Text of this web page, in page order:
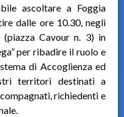
ascoltare a Foggia
dalle ore 10.30, negli
(piazza Cavour n. 3) in
per ribadire il ruolo e
di Accoglienza ed
territori destinati a
richiedenti e